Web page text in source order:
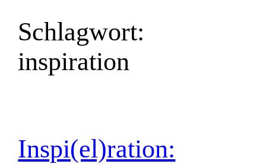
Schlagwort:
inspiration
Inspi(el)ration: